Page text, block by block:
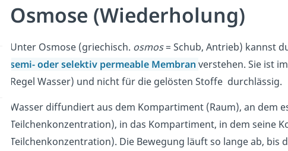
Osmose (Wiederholung)
Unter Osmose (griechisch. osmos= Schub, Antrieb) kannst
semi- oder selektiv permeable Membran verstehen. Sie ist
Regel Wasser) und nicht für die gelösten Stoffe durchlässig.
Wasser diffundiert aus dem Kompartiment (Raum), an dem
Teilchenkonzentration), in das Kompartiment, in dem seine
Teilchenkonzentration). Die Bewegung läuft so lange ab,